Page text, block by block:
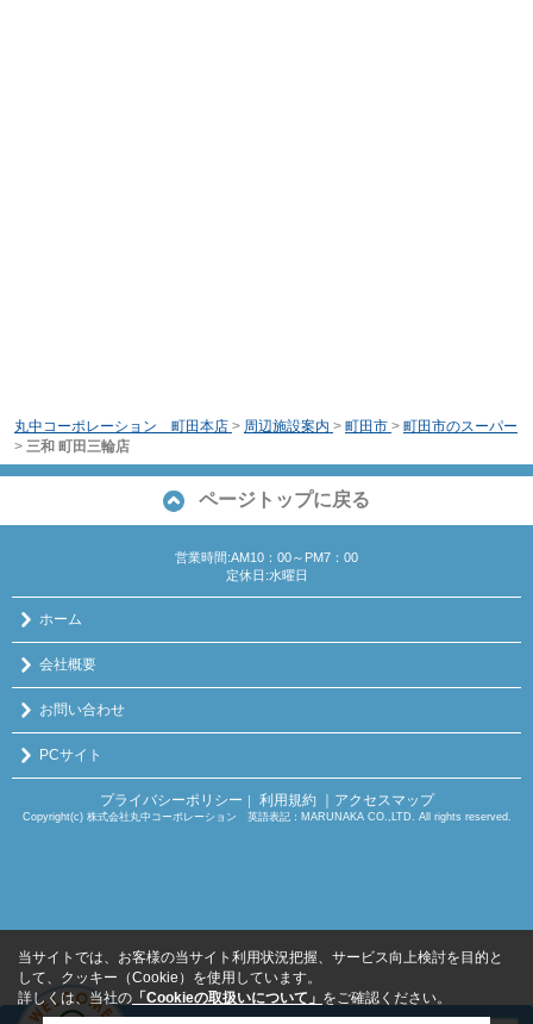
丸中コーポレーション 町田本店 > 周辺施設案内 > 町田市 > 町田市のスーパー
> 三和 町田三輪店
ページトップに戻る
営業時間:AM10：00～PM7：00
定休日:水曜日
ホーム
会社概要
お問い合わせ
PCサイト
プライバシーポリシー ｜ 利用規約 ｜アクセスマップ
Copyright(c) 株式会社丸中コーポレーション 英語表記：MARUNAKA CO.,LTD. All rights reserved.
当サイトでは、お客様の当サイト利用状況把握、サービス向上検討を目的と
して、クッキー（Cookie）を使用しています。
詳しくは、当社の 「Cookieの取扱いについて」 をご確認ください。